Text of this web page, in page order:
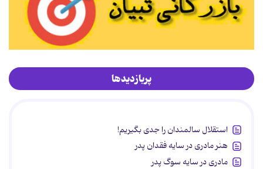
پربازدیدها
استقلال سالمندان را جدی بگیریم!
هنر مادری در سایه‌ فقدان پدر
مادری در سایه سوگ پدر